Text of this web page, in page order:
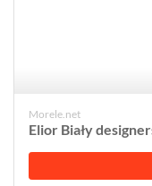
Morele.net
Elior Biały